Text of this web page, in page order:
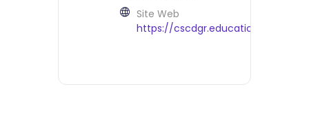
Site Web
https://cscdgr.education/